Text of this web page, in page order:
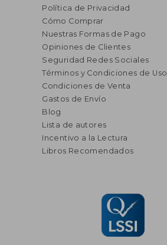
Política de Privacidad
Cómo Comprar
Nuestras Formas de Pago
Opiniones de Clientes
Seguridad Redes Sociales
Términos y Condiciones de Uso
Condiciones de Venta
Gastos de Envío
Blog
Lista de autores
Incentivo a la Lectura
Libros Recomendados